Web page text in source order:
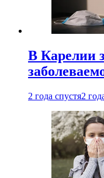
В Карелии
2 года спустя2